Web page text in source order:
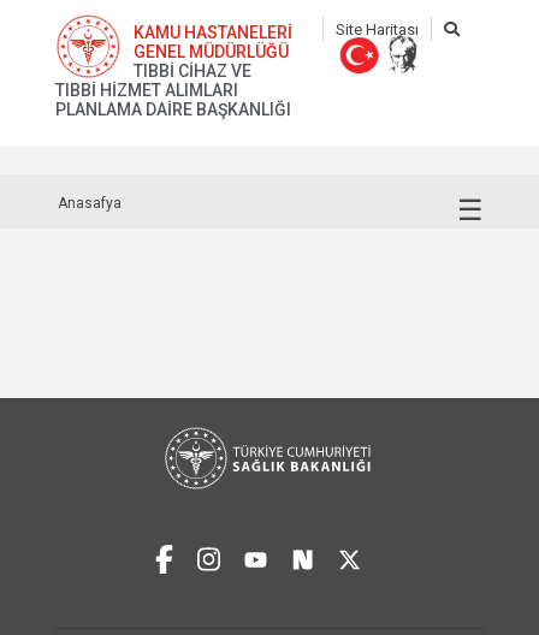
KAMU HASTANELERİ
GENEL MÜDÜRLÜĞÜ
TIBBİ CİHAZ VE
TIBBİ HİZMET ALIMLARI
PLANLAMA DAİRE BAŞKANLIĞI
Site Haritası
☰
Anasafya